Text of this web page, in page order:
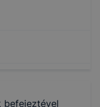
befejeztével